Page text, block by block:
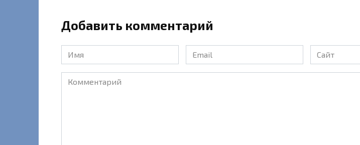
Добавить комментарий
Имя
*
Email
*
Сайт
Комментарий